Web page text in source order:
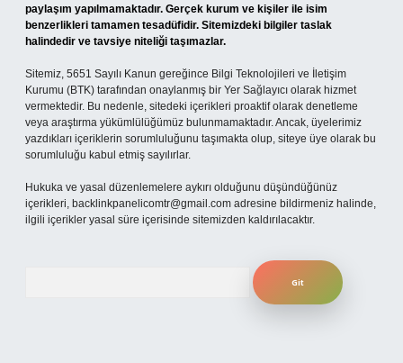
paylaşım yapılmamaktadır. Gerçek kurum ve kişiler ile isim
benzerlikleri tamamen tesadüfidir. Sitemizdeki bilgiler taslak
halindedir ve tavsiye niteliği taşımazlar.
Sitemiz, 5651 Sayılı Kanun gereğince Bilgi Teknolojileri ve İletişim
Kurumu (BTK) tarafından onaylanmış bir Yer Sağlayıcı olarak hizmet
vermektedir. Bu nedenle, sitedeki içerikleri proaktif olarak denetleme
veya araştırma yükümlülüğümüz bulunmamaktadır. Ancak, üyelerimiz
yazdıkları içeriklerin sorumluluğunu taşımakta olup, siteye üye olarak bu
sorumluluğu kabul etmiş sayılırlar.
Hukuka ve yasal düzenlemelere aykırı olduğunu düşündüğünüz
içerikleri, backlinkpanelicomtr@gmail.com adresine bildirmeniz halinde,
ilgili içerikler yasal süre içerisinde sitemizden kaldırılacaktır.